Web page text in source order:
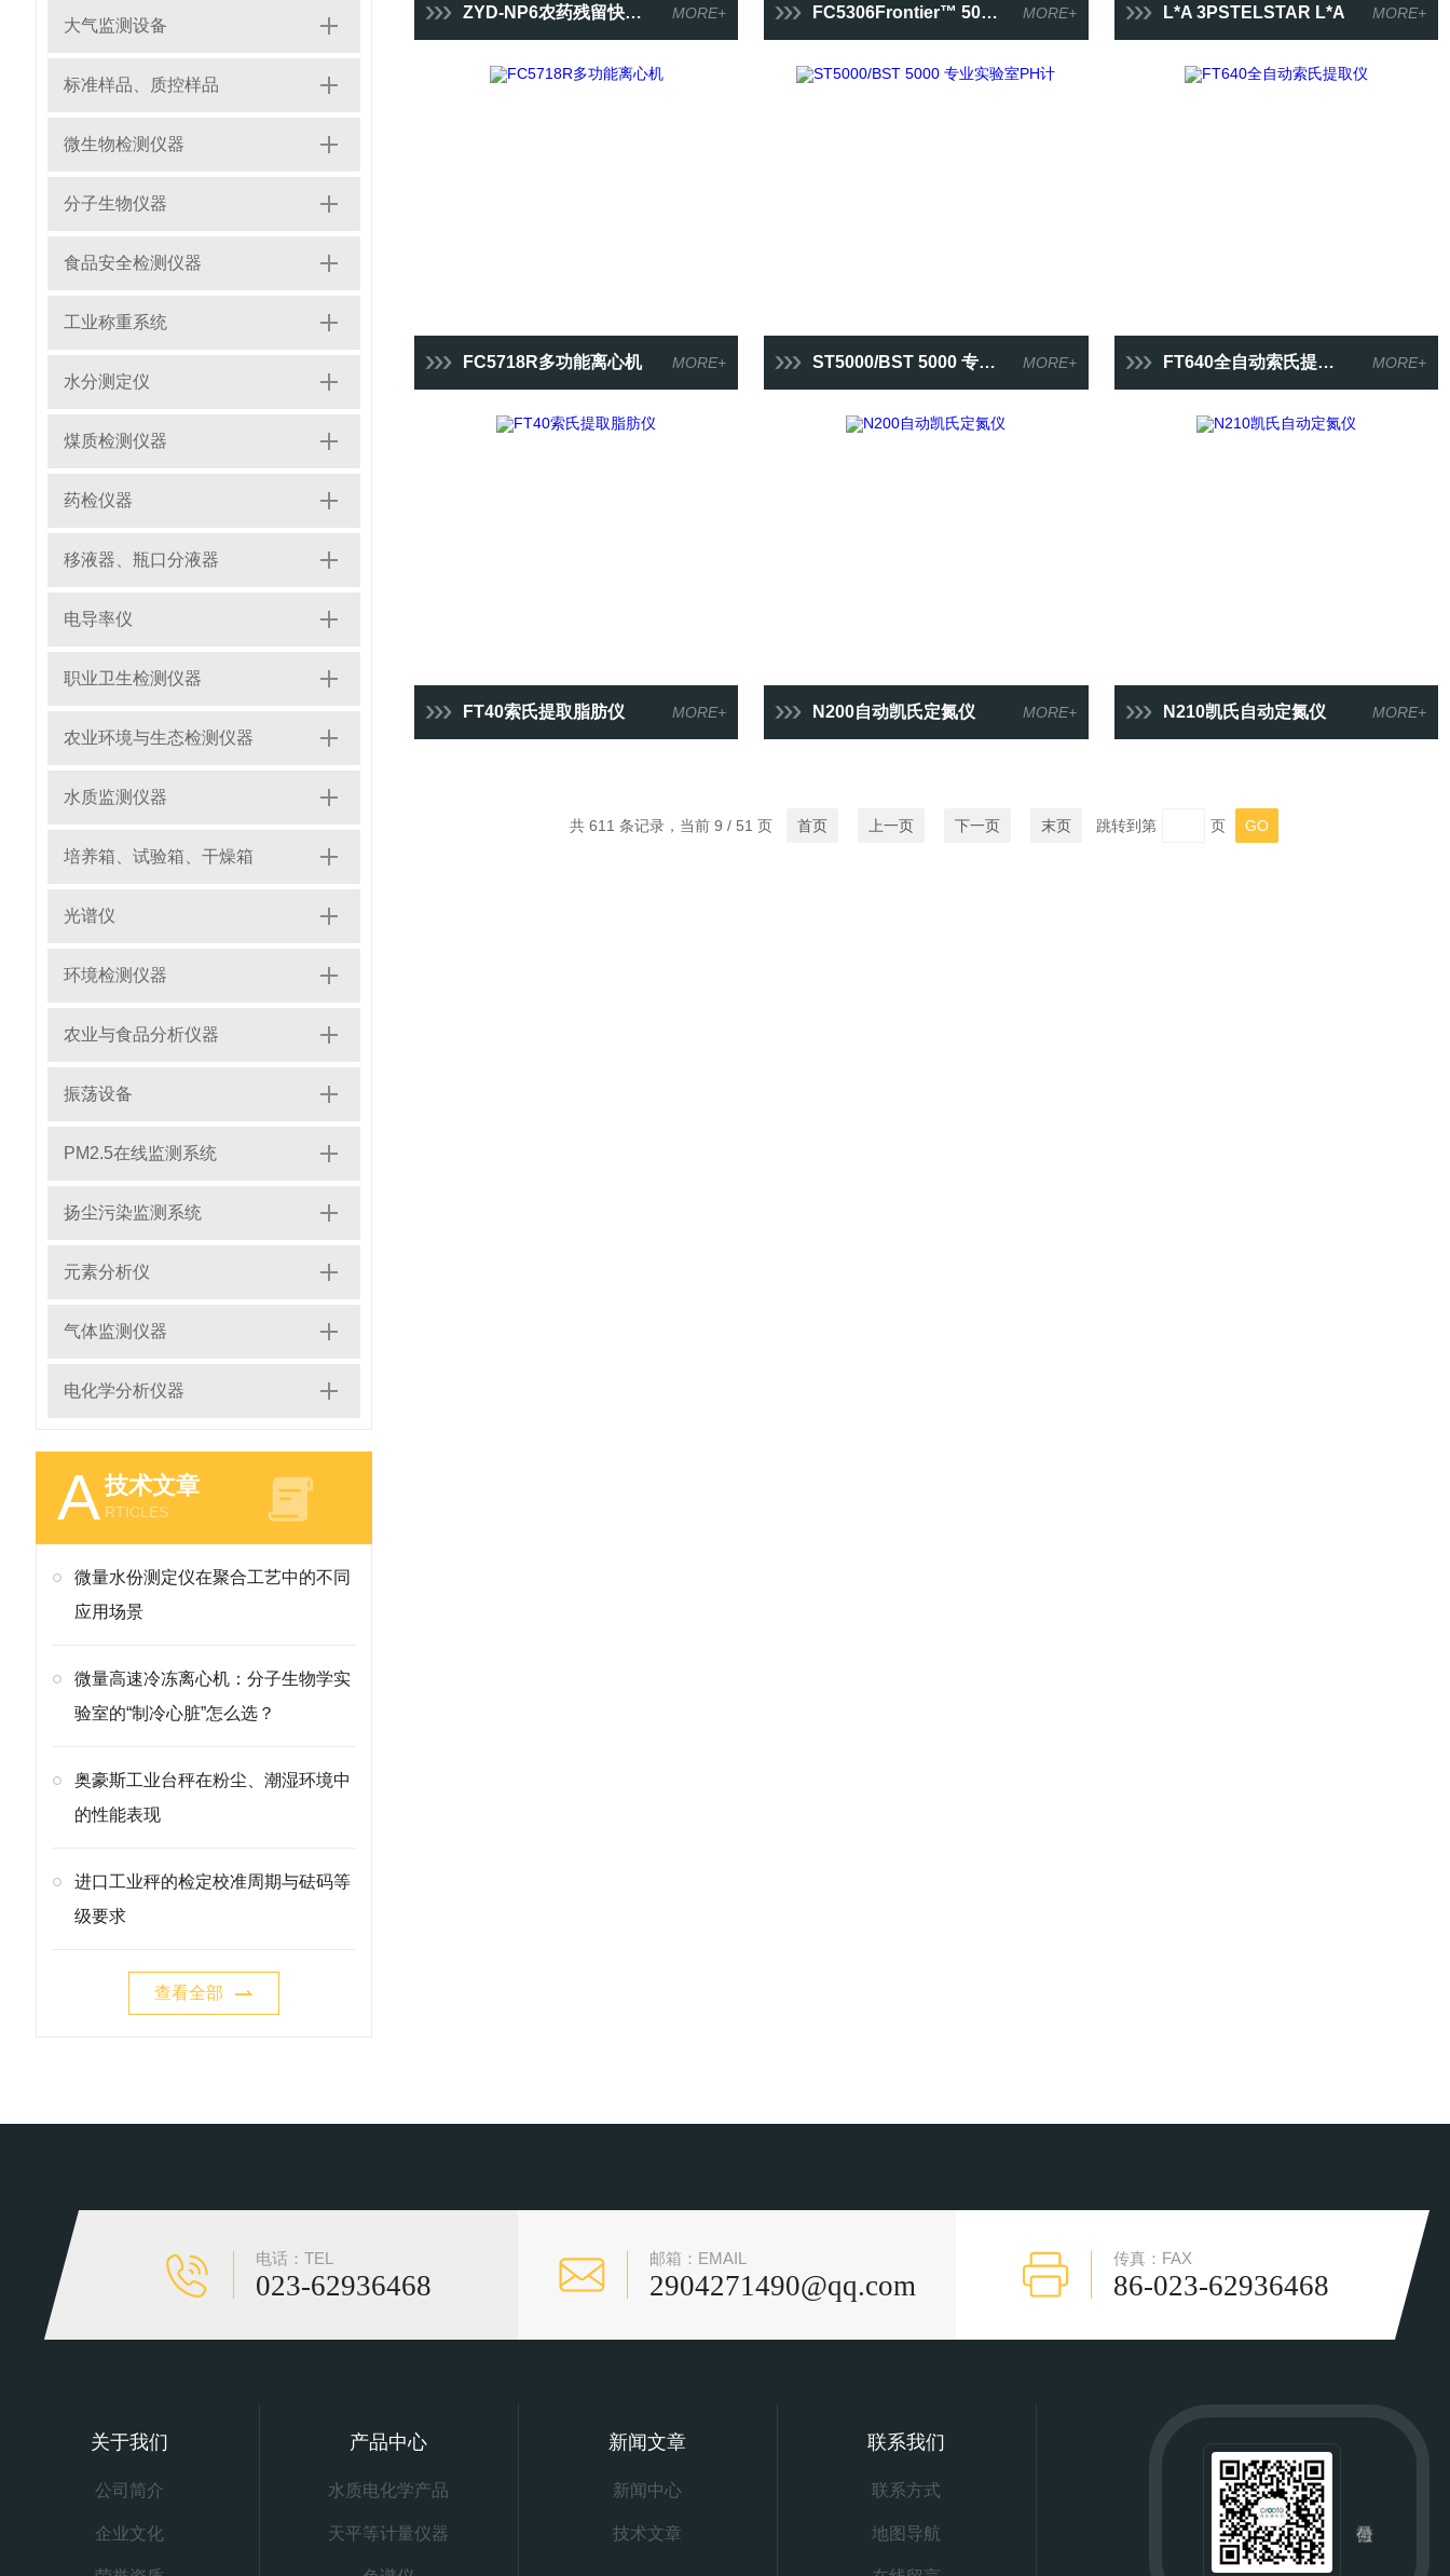
大气监测设备
标准样品、质控样品
微生物检测仪器
分子生物仪器
食品安全检测仪器
工业称重系统
水分测定仪
煤质检测仪器
药检仪器
移液器、瓶口分液器
电导率仪
职业卫生检测仪器
农业环境与生态检测仪器
水质监测仪器
培养箱、试验箱、干燥箱
光谱仪
环境检测仪器
农业与食品分析仪器
振荡设备
PM2.5在线监测系统
扬尘污染监测系统
元素分析仪
气体监测仪器
电化学分析仪器
A技术文章
RTICLES
微量水份测定仪在聚合工艺中的不同
应用场景
微量高速冷冻离心机：分子生物学实
验室的“制冷心脏”怎么选？
奥豪斯工业台秤在粉尘、潮湿环境中
的性能表现
进口工业秤的检定校准周期与砝码等
级要求
查看全部
ZYD-NP6农药残留快速检测仪 MORE+ FC5306Frontier™ 5000系列离心机 MORE+ L*A 3PSTELSTAR L*A MORE+
FC5718R多功能离心机 MORE+ ST5000/BST 5000 专业实验室PH计 MORE+ FT640全自动索氏提取仪 MORE+
FT40索氏提取脂肪仪 MORE+ N200自动凯氏定氮仪 MORE+ N210凯氏自动定氮仪 MORE+
共 611 条记录，当前 9 / 51 页 首页 上一页 下一页 末页 跳转到第 页
电话：TEL
023-62936468
邮箱：EMAIL
2904271490@qq.com
传真：FAX
86-023-62936468
关于我们
公司简介
企业文化
产品中心
水质电化学产品
天平等计量仪器
新闻文章
新闻中心
技术文章
联系我们
联系方式
地图导航